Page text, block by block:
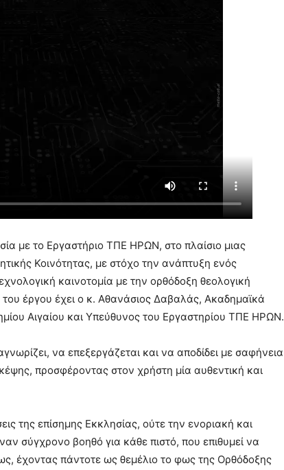
με το Εργαστήριο ΤΠΕ ΗΡΩΝ, στο πλαίσιο μιας
Κοινότητας, με στόχο την ανάπτυξη ενός
καινοτομία με την ορθόδοξη θεολογική
έργου έχει ο κ. Αθανάσιος Δαβαλάς, Ακαδημαϊκά
Αιγαίου και Υπεύθυνος του Εργαστηρίου ΤΠΕ ΗΡΩΝ.
να επεξεργάζεται και να αποδίδει με σαφήνεια
προσφέροντας στον χρήστη μία αυθεντική και
της επίσημης Εκκλησίας, ούτε την ενοριακή και
σύγχρονο βοηθό για κάθε πιστό, που επιθυμεί να
έχοντας πάντοτε ως θεμέλιο το φως της Ορθόδοξης